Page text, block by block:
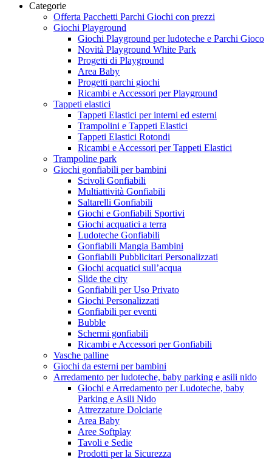
Categorie
Offerta Pacchetti Parchi Giochi con prezzi
Giochi Playground
Giochi Playground per ludoteche e Parchi Gioco
Novità Playground White Park
Progetti di Playground
Area Baby
Progetti parchi giochi
Ricambi e Accessori per Playground
Tappeti elastici
Tappeti Elastici per interni ed esterni
Trampolini e Tappeti Elastici
Tappeti Elastici Rotondi
Ricambi e Accessori per Tappeti Elastici
Trampoline park
Giochi gonfiabili per bambini
Scivoli Gonfiabili
Multiattività Gonfiabili
Saltarelli Gonfiabili
Giochi e Gonfiabili Sportivi
Giochi acquatici a terra
Ludoteche Gonfiabili
Gonfiabili Mangia Bambini
Gonfiabili Pubblicitari Personalizzati
Giochi acquatici sull’acqua
Slide the city
Gonfiabili per Uso Privato
Giochi Personalizzati
Gonfiabili per eventi
Bubble
Schermi gonfiabili
Ricambi e Accessori per Gonfiabili
Vasche palline
Giochi da esterni per bambini
Arredamento per ludoteche, baby parking e asili nido
Giochi e Arredamento per Ludoteche, baby
Parking e Asili Nido
Attrezzature Dolciarie
Area Baby
Aree Softplay
Tavoli e Sedie
Prodotti per la Sicurezza